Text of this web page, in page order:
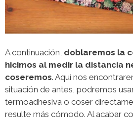
A continuación, doblaremos la
hicimos al medir la distancia
coseremos. Aquí nos
situación de antes, podremos
termoadhesiva o coser
resulte más cómodo. Al acabar